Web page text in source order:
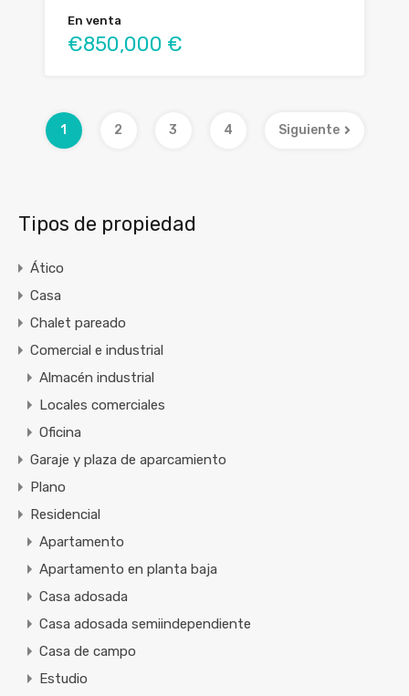
En venta
€850,000 €
1 2 3 4 Siguiente
Tipos de propiedad
Ático
Casa
Chalet pareado
Comercial e industrial
Almacén industrial
Locales comerciales
Oficina
Garaje y plaza de aparcamiento
Plano
Residencial
Apartamento
Apartamento en planta baja
Casa adosada
Casa adosada semiindependiente
Casa de campo
Estudio